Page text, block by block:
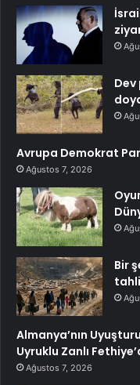
Avrupa Demokrat
Ağustos 7, 2026
Bir
Almanya’nın
Uyruklu Zanlı
Ağustos 7, 2026